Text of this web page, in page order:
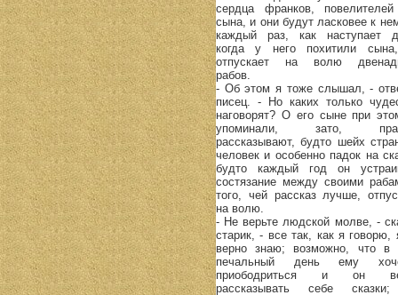
сердца франков,
сына, и они будут ласковее к
каждый раз, как наступает
когда у него похитили
отпускает на волю
рабов.
- Об этом я тоже слышал, -
писец. - Но каких только
наговорят? О его сыне при
упоминали, зато,
рассказывают, будто шейх
человек и особенно падок на
будто каждый год он
состязание между своими
того, чей рассказ лучше,
на волю.
- Не верьте людской молве, -
старик, - все так, как я говорю,
верно знаю; возможно, что в
печальный день ему
приободриться и он
рассказывать себе